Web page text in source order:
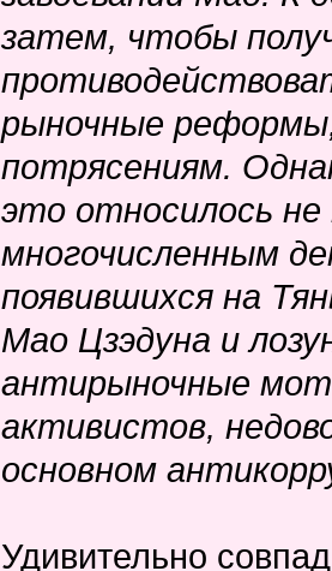
затем, чтобы
рыночные
потрясениям.
это относилось
многочисленным
появившихся на
Мао Цзэдуна и
антирыночные
активистов,
основном
Удивительно